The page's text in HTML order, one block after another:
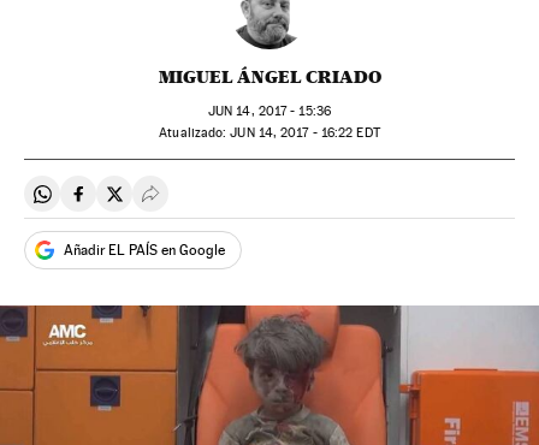
MIGUEL ÁNGEL CRIADO
JUN 14, 2017 - 15:36
atualizado: JUN14, 2017 - 16:22 EDT
Compartir en Whatsapp
Compartir en Facebook
Compartir en Twitter
Desplegar Redes Sociales
Añadir EL PAÍS en Google